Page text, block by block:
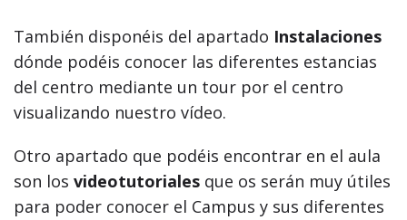
También disponéis del apartado Instalaciones
dónde podéis conocer las diferentes estancias
del centro mediante un tour por el centro
visualizando nuestro vídeo.
Otro apartado que podéis encontrar en el aula
son los videotutoriales que os serán muy útiles
para poder conocer el Campus y sus diferentes